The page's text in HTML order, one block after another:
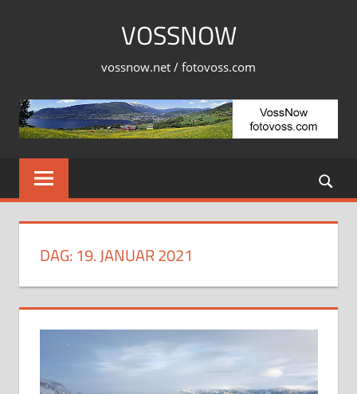
VOSSNOW
vossnow.net / fotovoss.com
DAG: 19. JANUAR 2021